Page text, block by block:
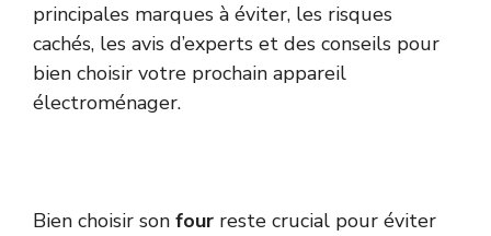
principales marques à éviter, les risques
cachés, les avis d’experts et des conseils pour
bien choisir votre prochain appareil
électroménager.
Bien choisir son four reste crucial pour éviter